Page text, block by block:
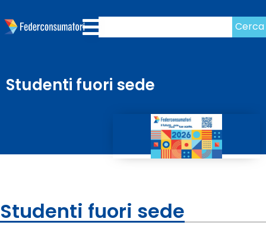
Cerca
Studenti fuori sede
Studenti fuori sede